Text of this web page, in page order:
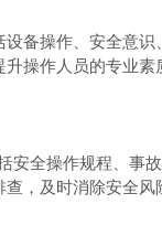
备操作、安全意识
操作人员的专业素
全操作规程、事
，及时消除安全风